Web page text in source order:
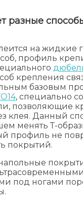
разные
на жидкие
профиль
крепления
базовым
, специально
позволяющие
клея. Данный
менять Т-
профиль не
покрытий.
под ногами